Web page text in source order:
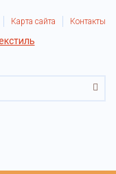
Карта сайта Контакты